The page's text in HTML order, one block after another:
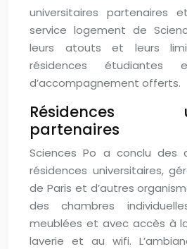
universitaires partenaires
service logement de
leurs atouts et leurs
résidences étudiantes
d’accompagnement offerts.
Résidences
partenaires
Sciences Po a conclu des
résidences universitaires,
de Paris et d’autres
des chambres
meublées et avec accès à
laverie et au wifi.